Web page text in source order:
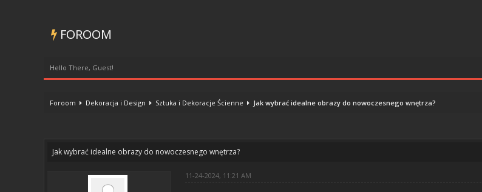
FOROOM
Hello There, Guest!
Foroom Dekoracja i Design Sztuka i Dekoracje Ścienne Jak wybrać idealne obrazy do nowoczesnego wnętrza?
Jak wybrać idealne obrazy do nowoczesnego wnętrza?
11-24-2024, 11:21 AM